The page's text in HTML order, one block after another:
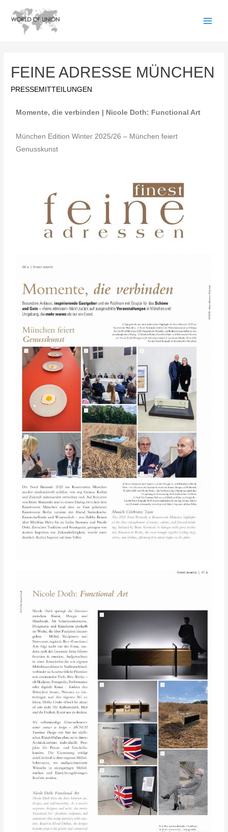
FEINE ADRESSE MÜNCHEN
PRESSEMITTEILUNGEN
Momente, die verbinden | Nicole Doth: Functional Art
München Edition Winter 2025/26 – München feiert
Genusskunst